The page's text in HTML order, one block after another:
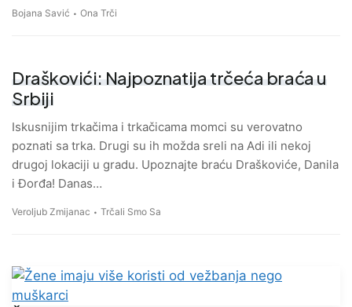
Bojana Savić Ona Trči
Draškovići: Najpoznatija trčeća braća u
Srbiji
Iskusnijim trkačima i trkačicama momci su verovatno
poznati sa trka. Drugi su ih možda sreli na Adi ili nekoj
drugoj lokaciji u gradu. Upoznajte braću Draškoviće, Danila
i Đorđa! Danas…
Veroljub Zmijanac Trčali Smo Sa